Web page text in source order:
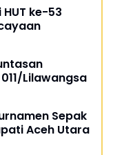
ke-53
Lilawangsa
Sepak
Aceh Utara